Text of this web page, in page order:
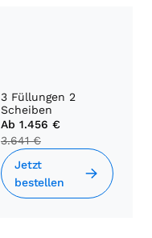
3 Füllungen 2
Scheiben
Ab 1.456 €
3.641 €
Jetzt
bestellen